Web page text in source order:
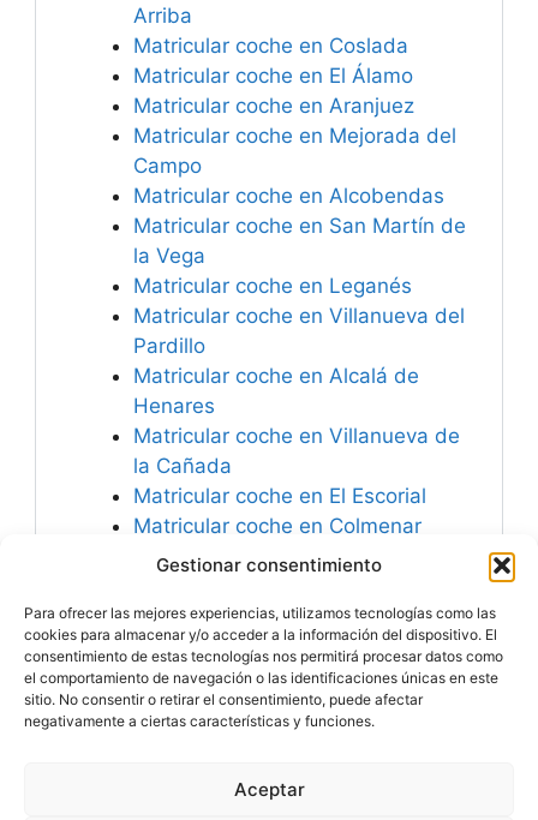
Gestionar consentimiento
Para ofrecer las mejores experiencias, utilizamos tecnologías como las
cookies para almacenar y/o acceder a la información del dispositivo. El
consentimiento de estas tecnologías nos permitirá procesar datos como
el comportamiento de navegación o las identificaciones únicas en este
sitio. No consentir o retirar el consentimiento, puede afectar
negativamente a ciertas características y funciones.
Aceptar
Arriba
Matricular coche en Coslada
Matricular coche en El Álamo
Matricular coche en Aranjuez
Matricular coche en Mejorada del
Campo
Matricular coche en Alcobendas
Matricular coche en San Martín de
la Vega
Matricular coche en Leganés
Matricular coche en Villanueva del
Pardillo
Matricular coche en Alcalá de
Henares
Matricular coche en Villanueva de
la Cañada
Matricular coche en El Escorial
Matricular coche en Colmenar
Viejo
Matricular coche en Majadahonda
Importación.